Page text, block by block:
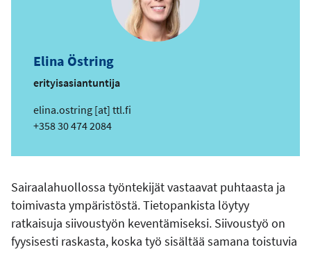
o
i
e
Elina Östring
erityisasiantuntija
s
ä
k
p
o
s
t
elina.ostring [at] ttl.fi
Puhelin
+358 30 474 2084
Sairaalahuollossa työntekijät vastaavat puhtaasta ja
toimivasta ympäristöstä. Tietopankista löytyy
ratkaisuja siivoustyön keventämiseksi. Siivoustyö on
fyysisesti raskasta, koska työ sisältää samana toistuvia